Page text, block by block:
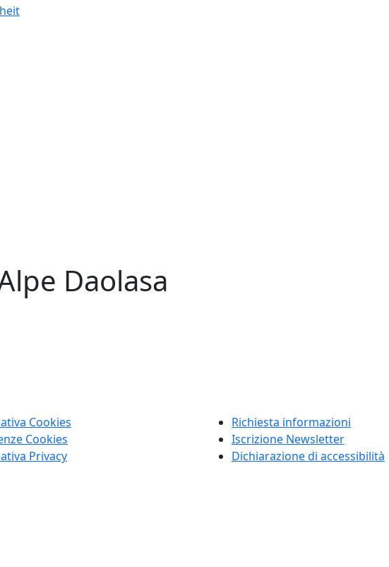
Daolasa
Cookies
Cookies
Privacy
Richiesta informazioni
Iscrizione Newsletter
Dichiarazione di accessibilità